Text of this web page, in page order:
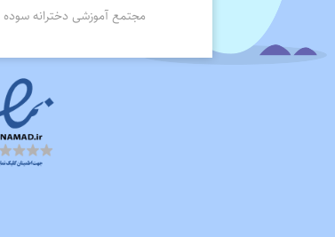
مجتمع آموزشی دخترانه سوده